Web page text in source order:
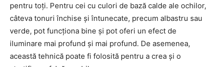
pentru toți. Pentru cei cu culori de bază calde ale ochilor,
câteva tonuri închise și întunecate, precum albastru sau
verde, pot funcționa bine și pot oferi un efect de
iluminare mai profund și mai profund. De asemenea,
această tehnică poate fi folosită pentru a crea și o